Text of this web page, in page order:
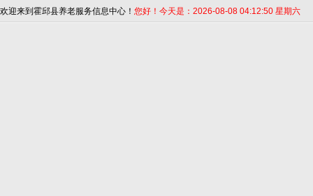
欢迎来到霍邱县养老服务信息中心！ 您好！今天是：2026-08-08 04:12:51 星期六